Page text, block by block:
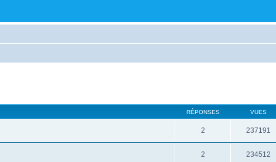
RÉPONSES VUES
2 237191
2 234512